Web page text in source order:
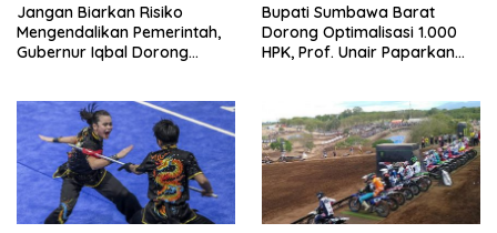
Jangan Biarkan Risiko
Mengendalikan Pemerintah,
Gubernur Iqbal Dorong
Bupati Sumbawa Barat
Dorong Optimalisasi 1.000
HPK, Prof. Unair Paparkan